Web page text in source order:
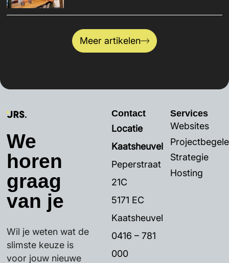
Meer artikelen
We
horen
graag
van je
Wil je weten wat de
slimste keuze is
voor jouw nieuwe
Contact
Locatie
Kaatsheuvel
Peperstraat
21C
5171 EC
Kaatsheuvel
0416 – 781
000
Services
Websites
Strategie
Hosting